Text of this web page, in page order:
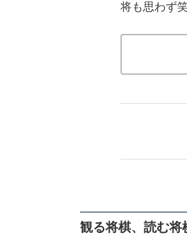
将も思わず
観る将棋、読む将